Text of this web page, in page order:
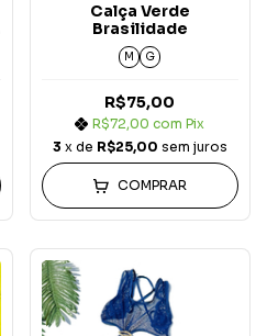
Calça Verde
Brasilidade
M G
R$75,00
R$72,00com Pix
3 x de R$25,00 sem juros
COMPRAR